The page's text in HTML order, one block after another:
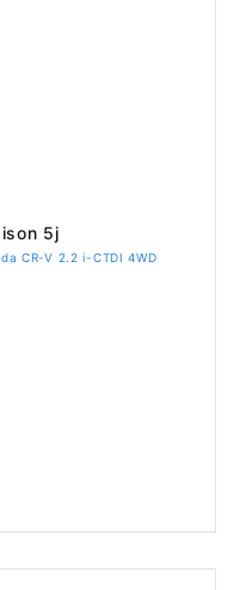
5j
CR-V 2.2 i-CTDI 4WD